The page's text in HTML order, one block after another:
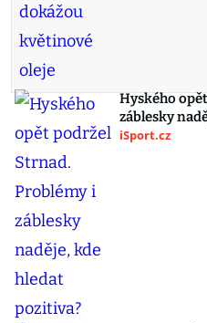
Hyského
záblesky
iSport.cz